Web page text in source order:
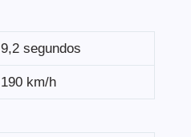
9,2 segundos
190 km/h